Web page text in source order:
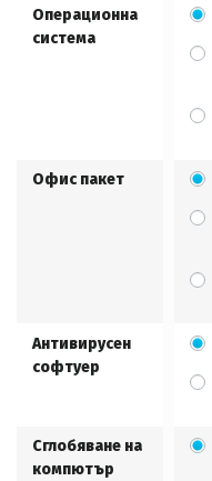
Операционна
система
Офис пакет
Антивирусен
софтуер
Сглобяване на
компютър